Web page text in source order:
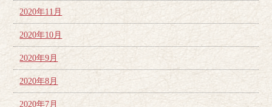
2020年11月
2020年10月
2020年9月
2020年8月
2020年7月